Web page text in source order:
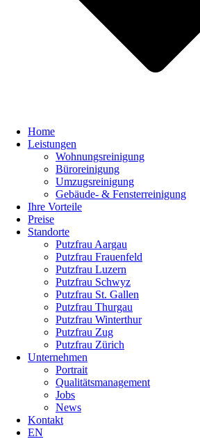
Home
Leistungen
Wohnungsreinigung
Büroreinigung
Umzugsreinigung
Gebäude- & Fensterreinigung
Ihre Vorteile
Preise
Standorte
Putzfrau Aargau
Putzfrau Frauenfeld
Putzfrau Luzern
Putzfrau Schwyz
Putzfrau St. Gallen
Putzfrau Thurgau
Putzfrau Winterthur
Putzfrau Zug
Putzfrau Zürich
Unternehmen
Portrait
Qualitätsmanagement
Jobs
News
Kontakt
EN